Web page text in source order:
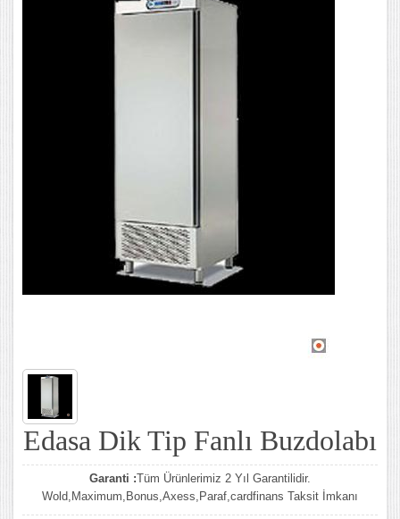
Edasa Dik Tip Fanlı Buzdolabı
Garanti :Tüm Ürünlerimiz 2 Yıl Garantilidir.
Wold,Maximum,Bonus,Axess,Paraf,cardfinans Taksit İmkanı